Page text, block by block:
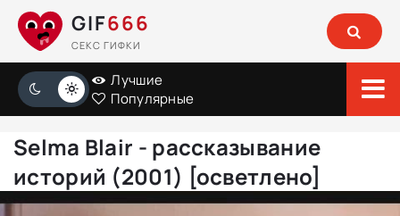
GIF666
СЕКС ГИФКИ
Лучшие
Популярные
Selma Blair - рассказывание
историй (2001) [осветлено]